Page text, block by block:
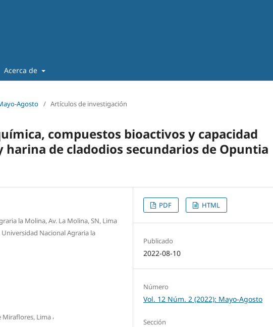
Acerca de
Agosto / Artículos de investigación
compuestos bioactivos y capacidad
de cladodios secundarios de Opuntia
la Molina, Av. La Molina, SN, Lima
Nacional Agraria la
Miraflores, Lima ,
PDF HTML
Publicado
2022-08-10
Número
Vol. 12 Núm. 2 (2022): Mayo-Agosto
Sección